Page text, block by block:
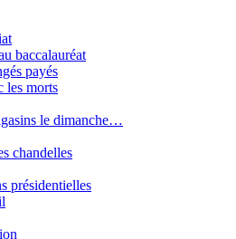
baccalauréat
payés
les morts
le dimanche…
chandelles
présidentielles